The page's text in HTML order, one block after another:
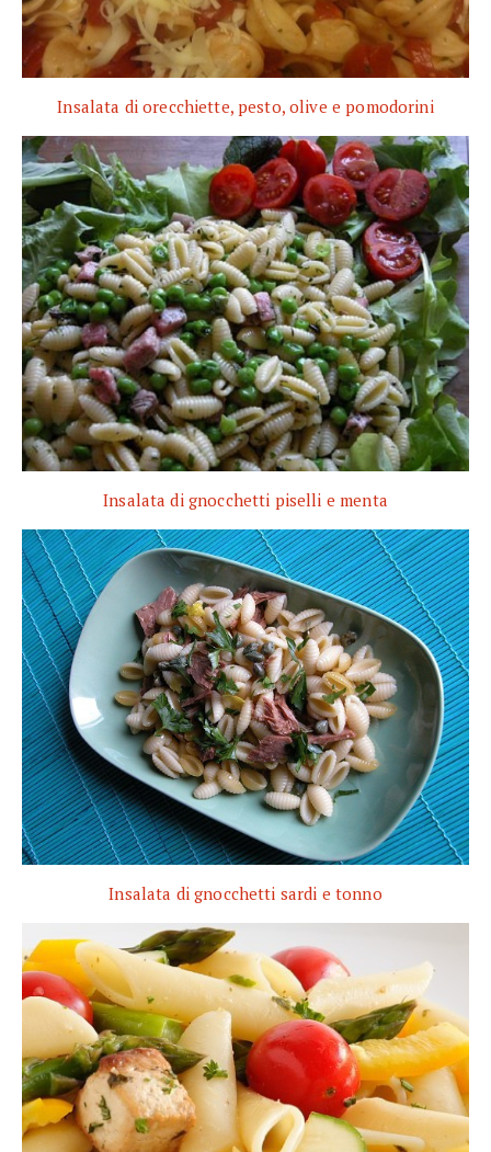
Insalata di orecchiette, pesto, olive e pomodorini
Insalata di gnocchetti piselli e menta
Insalata di gnocchetti sardi e tonno